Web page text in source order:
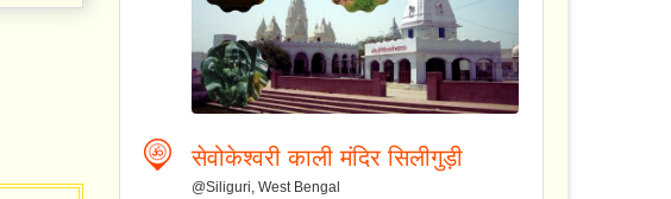
सेवोकेश्वरी काली मंदिर सिलीगुड़ी
@Siliguri, West Bengal